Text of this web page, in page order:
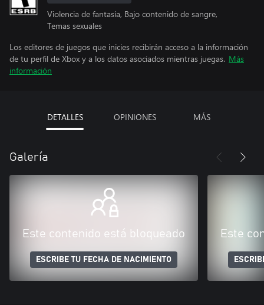
Violencia de fantasía, Bajo contenido de sangre,
Temas sexuales
Los editores de juegos que inicies recibirán acceso a la información
de tu perfil de Xbox y a los datos asociados mientras juegas. Más
información
DETALLES OPINIONES MÁS
Galería
Este contenido está bloqueado
ESCRIBE TU FECHA DE NACIMIENTO
Este